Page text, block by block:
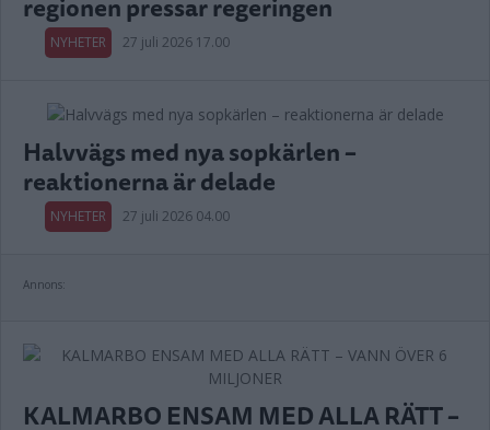
NYHETER 27 juli 2026 17.00
Halvvägs med nya sopkärlen –
reaktionerna är delade
NYHETER 27 juli 2026 04.00
Annons:
KALMARBO ENSAM MED ALLA RÄTT –